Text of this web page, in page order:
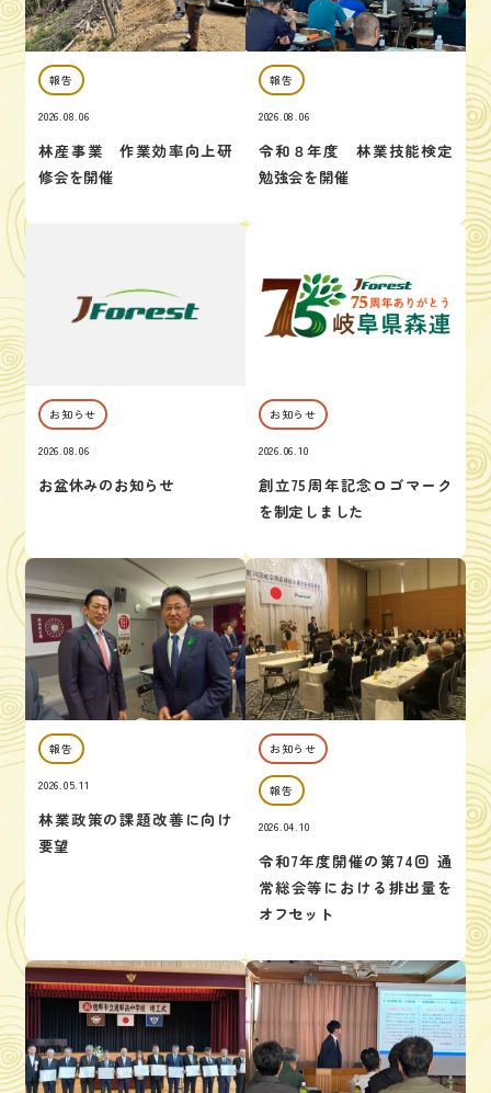
報告
2026.08.06
林産事業 作業効率向上研
修会を開催
報告
2026.08.06
令和８年度 林業技能検定
勉強会を開催
お知らせ
2026.08.06
お盆休みのお知らせ
お知らせ
2026.06.10
創立75周年記念ロゴマーク
を制定しました
報告
2026.05.11
林業政策の課題改善に向け
要望
お知らせ
報告
2026.04.10
令和7年度開催の第74回 通
常総会等における排出量を
オフセット